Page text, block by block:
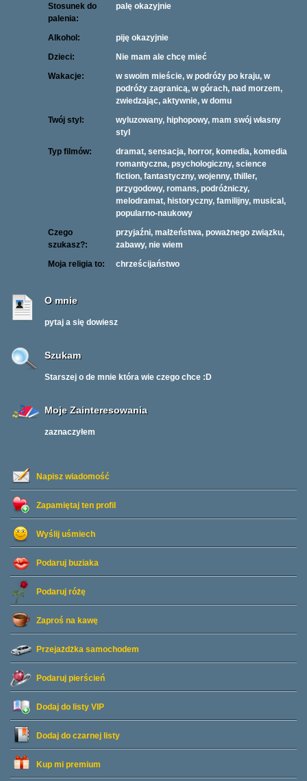
Napisz wiadomość
Zapamiętaj ten profil
Wyślij uśmiech
Podaruj buziaka
Podaruj różę
Zaproś na kawę
Przejażdżka samochodem
Podaruj pierścień
Dodaj do listy VIP
Dodaj do czarnej listy
Kup mi premium
Stosunek do
palenia:
palę okazyjnie
Alkohol:
piję okazyjnie
Dzieci:
Nie mam ale chcę mieć
Wakacje:
w swoim mieście, w podróży po kraju, w
podróży zagranicą, w górach, nad morzem,
zwiedzając, aktywnie, w domu
Twój styl:
wyluzowany, hiphopowy, mam swój własny
styl
Typ filmów:
dramat, sensacja, horror, komedia, komedia
romantyczna, psychologiczny, science
fiction, fantastyczny, wojenny, thiller,
przygodowy, romans, podróżniczy,
melodramat, historyczny, familijny, musical,
popularno-naukowy
Czego
szukasz?:
przyjaźni, małżeństwa, poważnego związku,
zabawy, nie wiem
Moja religia to:
chrześcijaństwo
O mnie
pytaj a się dowiesz
Szukam
Starszej o de mnie która wie czego chce :D
Moje Zainteresowania
zaznaczyłem